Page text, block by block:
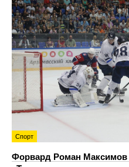
Спорт
Форвард Роман Максимов